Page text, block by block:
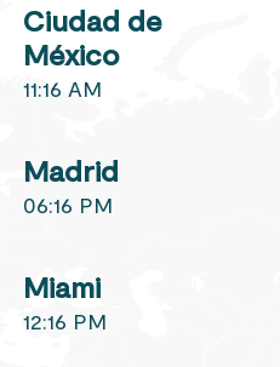
Ciudad de
México
11:16 AM
Madrid
06:16 PM
Miami
12:16 PM